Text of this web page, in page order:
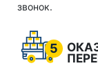
звонок.
5